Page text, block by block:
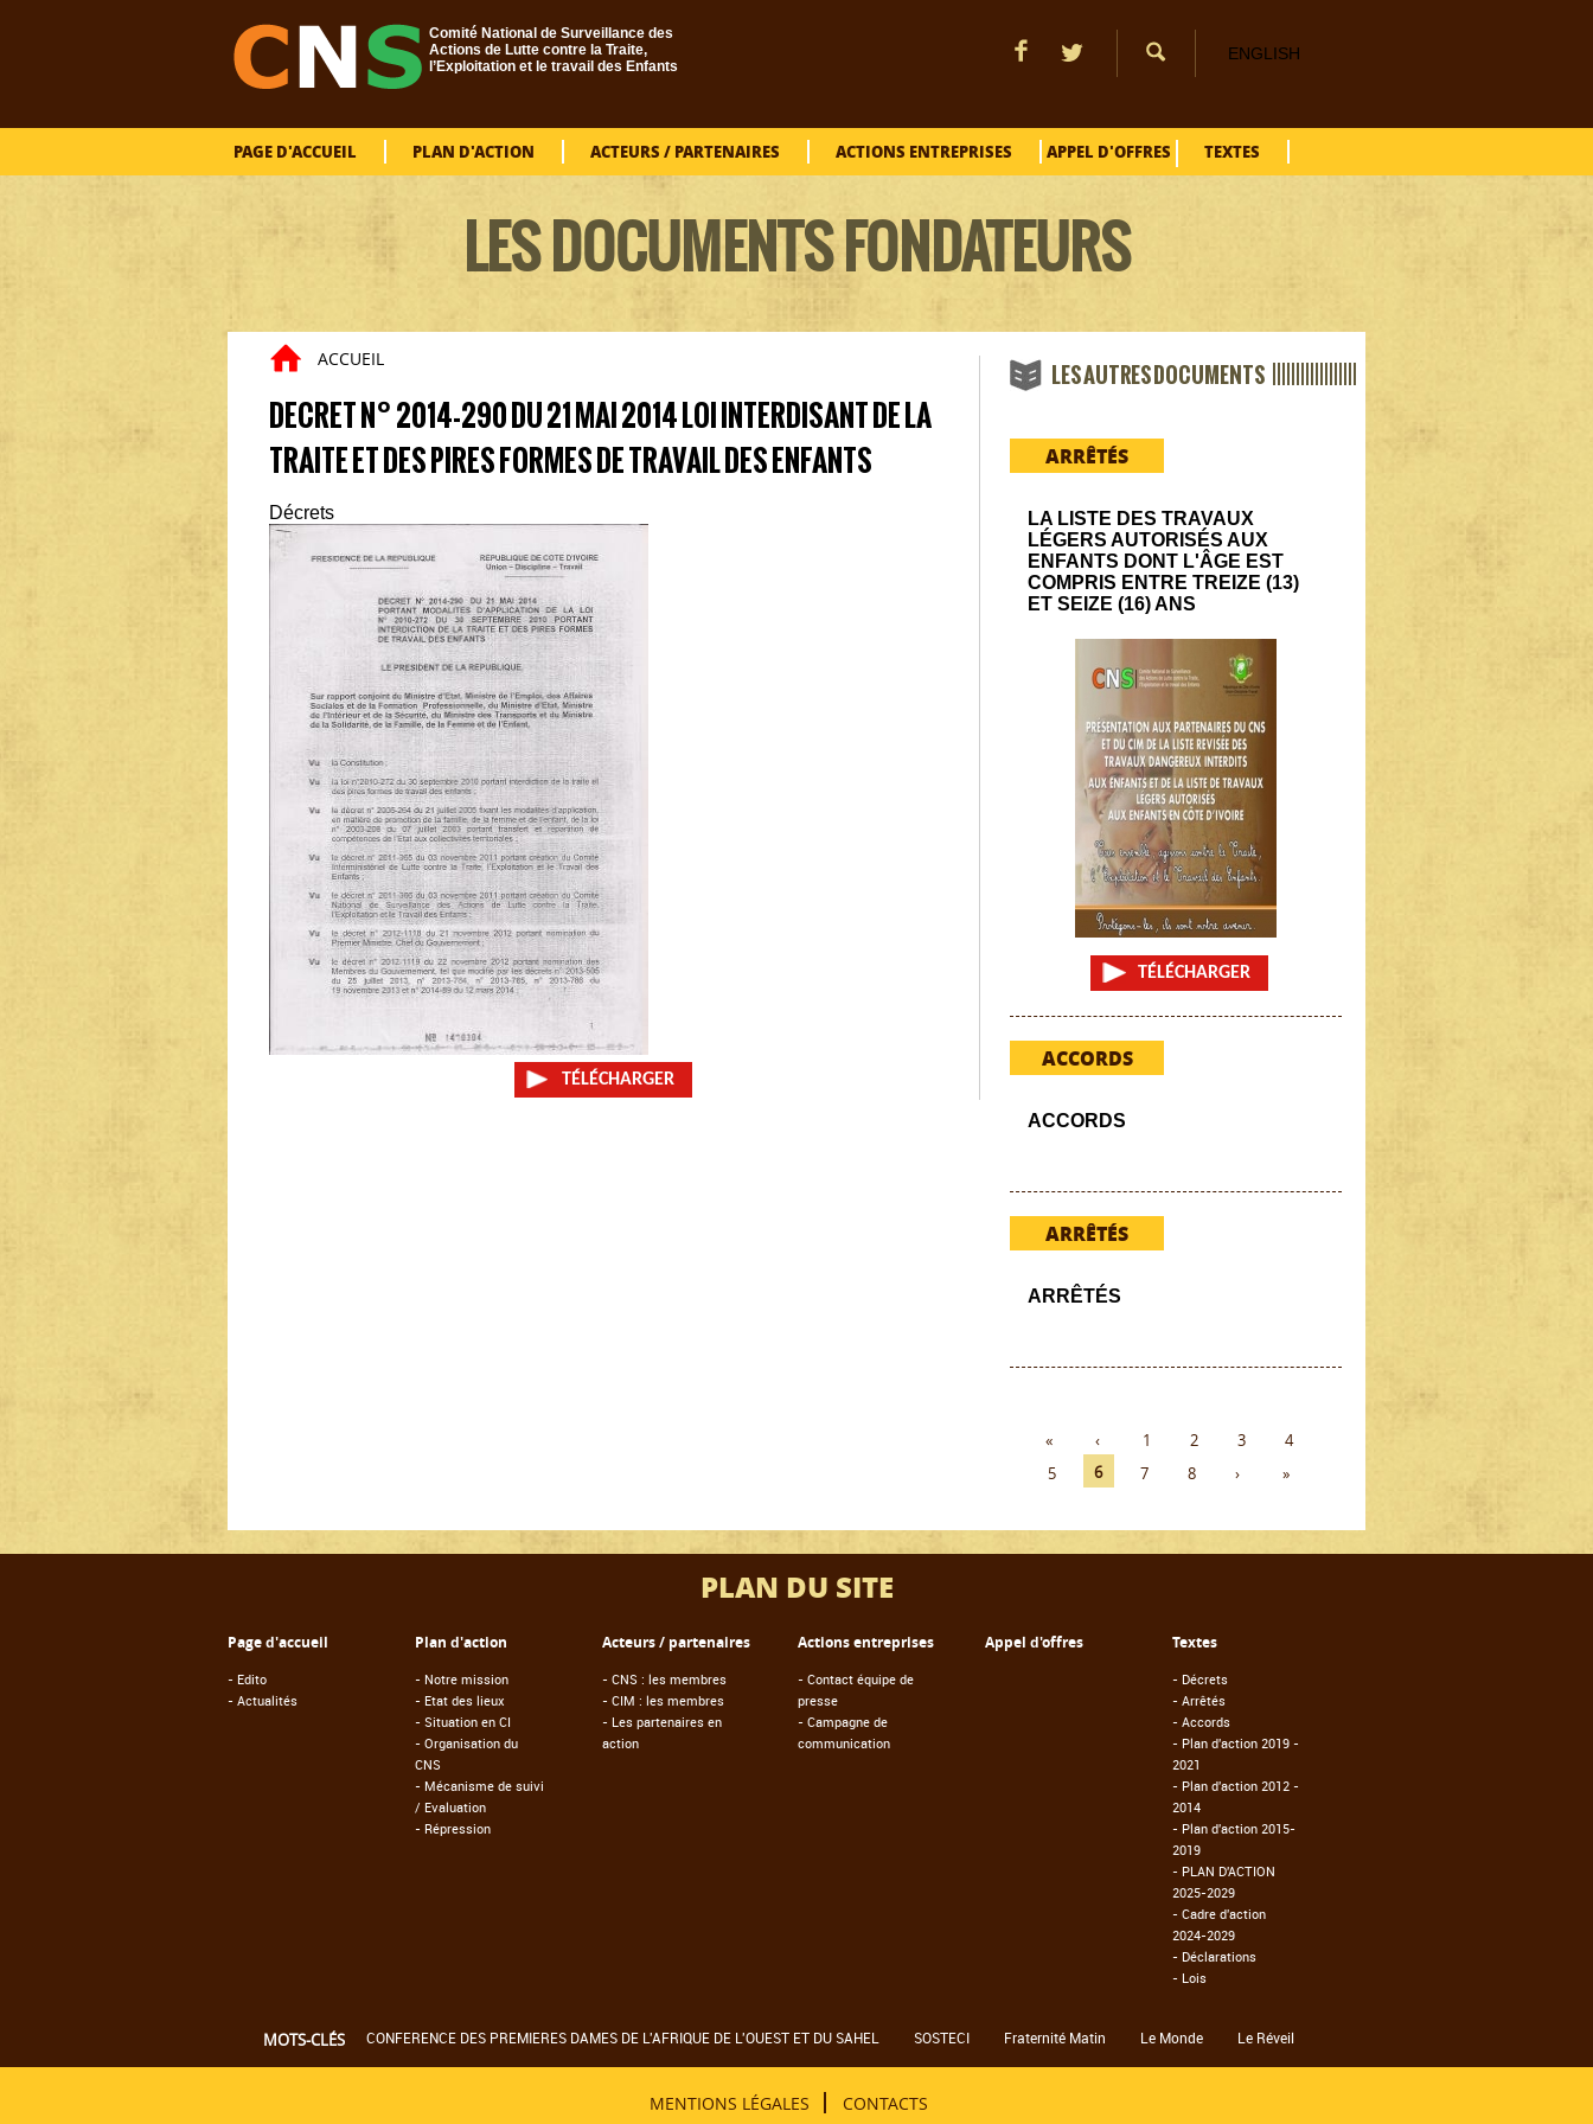
Comité National de Surveillance des
Actions de Lutte contre la Traite,
l’Exploitation et le travail des Enfants
ENGLISH
PAGE D'ACCUEIL PLAN D'ACTION ACTEURS / PARTENAIRES ACTIONS ENTREPRISES APPEL D'OFFRES TEXTES
LES DOCUMENTS FONDATEURS
Vous êtes ici
ACCUEIL
DECRET N° 2014-290 DU 21 MAI 2014 LOI INTERDISANT DE LA
TRAITE ET DES PIRES FORMES DE TRAVAIL DES ENFANTS
Décrets
TÉLÉCHARGER
LES AUTRES DOCUMENTS ||||||||||||||||||
ARRÊTÉS
LA LISTE DES TRAVAUX
LÉGERS AUTORISÉS AUX
ENFANTS DONT L'ÂGE EST
COMPRIS ENTRE TREIZE (13)
ET SEIZE (16) ANS
TÉLÉCHARGER
ACCORDS
ACCORDS
ARRÊTÉS
ARRÊTÉS
« ‹ 1 2 3
4
5
6 7 8 › »
PLAN DU SITE
Page d'accueil
- Edito
- Actualités
Plan d'action
- Notre mission
- Etat des lieux
- Situation en CI
- Organisation du
CNS
- Mécanisme de suivi
/ Evaluation
- Répression
Acteurs / partenaires
- CNS : les membres
- CIM : les membres
- Les partenaires en
action
Actions entreprises
- Contact équipe de
presse
- Campagne de
communication
Appel d'offres Textes
- Décrets
- Arrêtés
- Accords
- Plan d'action 2019 -
2021
- Plan d'action 2012 -
2014
- Plan d'action 2015-
2019
- PLAN D'ACTION
2025-2029
- Cadre d'action
2024-2029
- Déclarations
- Lois
MOTS-CLÉS CONFERENCE DES PREMIERES DAMES DE L'AFRIQUE DE L'OUEST ET DU SAHEL SOSTECI Fraternité Matin Le Monde Le Réveil
MENTIONS LÉGALES CONTACTS